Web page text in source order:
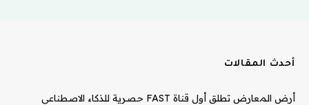
أحدث المقالات
أرض المعارض تطلق أول قناة FAST حصرية للذكاء الاصطناعي